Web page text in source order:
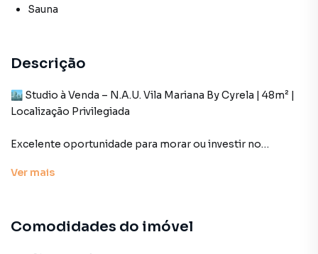
Sauna
Descrição
🏙️ Studio à Venda – N.A.U. Vila Mariana By Cyrela | 48m² |
Localização Privilegiada
Excelente oportunidade para morar ou investir no
empreendimento contemporâneo da Cyrela localizado em
📐 Características do imóvel
Ver mais
Comodidades do imóvel